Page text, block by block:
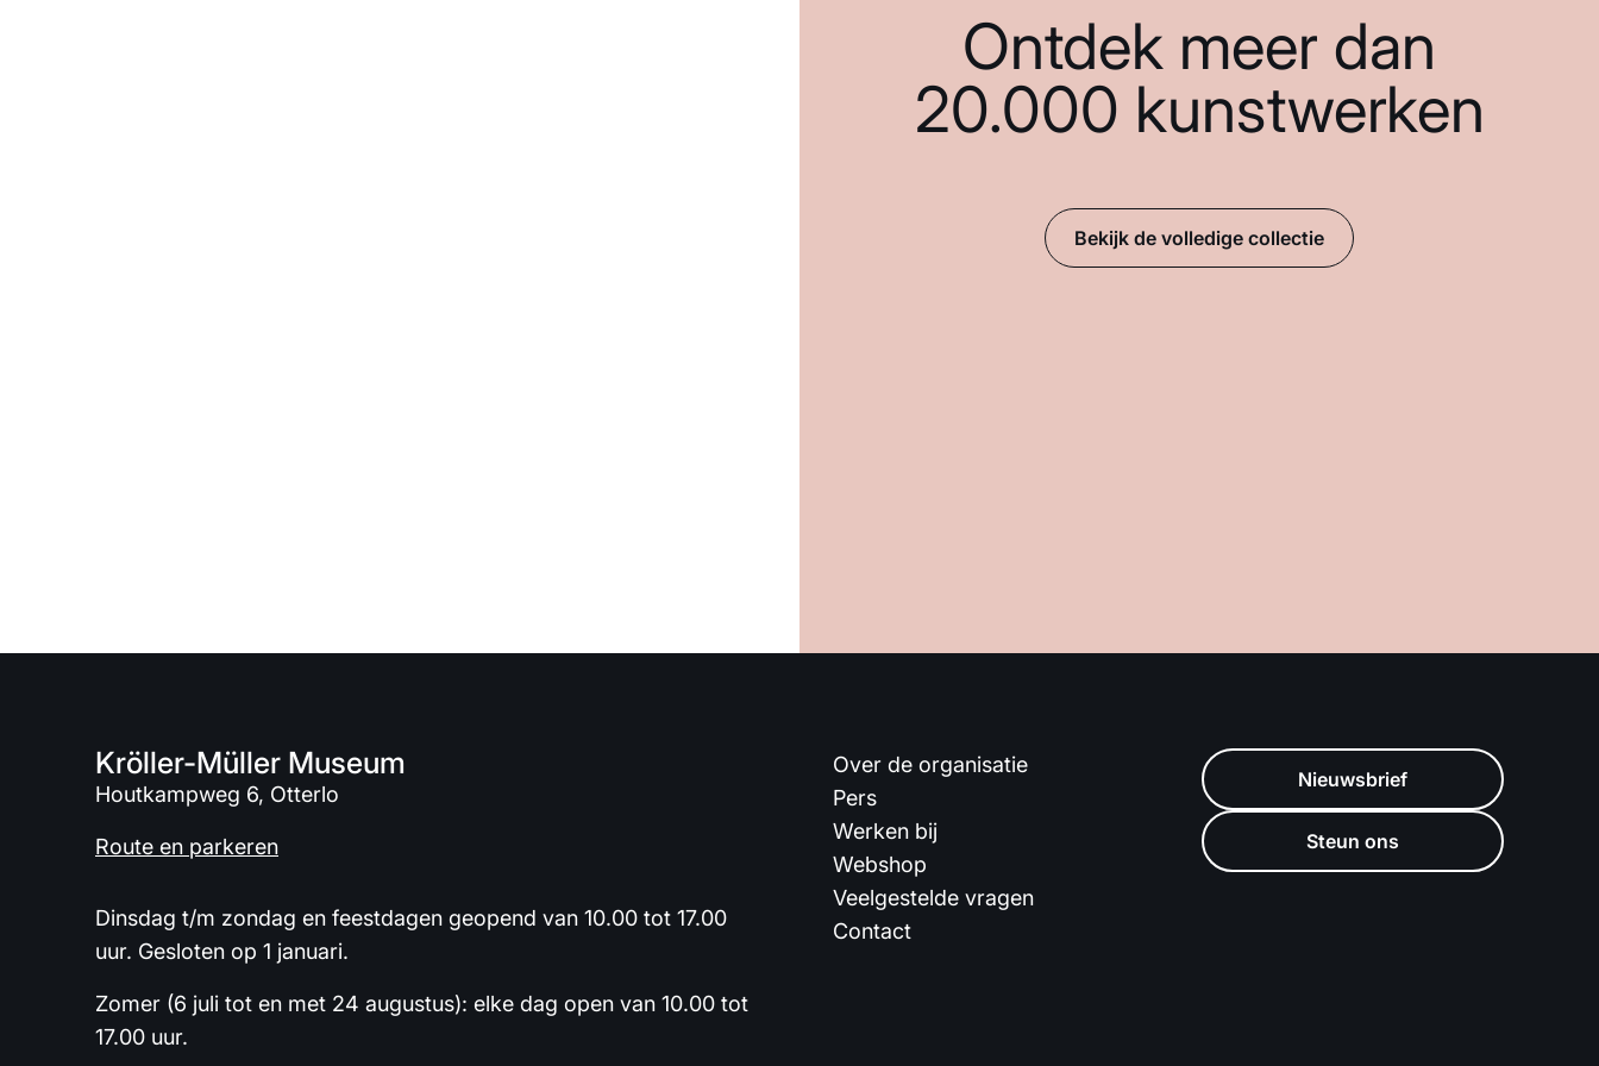
Ontdek meer dan
20.000 kunstwerken
Bekijk de volledige collectie
Kröller-Müller Museum
Houtkampweg 6, Otterlo
Route en parkeren
Dinsdag t/m zondag en feestdagen geopend van 10.00 tot 17.00
uur. Gesloten op 1 januari.
Zomer (6 juli tot en met 24 augustus): elke dag open van 10.00 tot
17.00 uur.
Over de organisatie
Pers
Werken bij
Webshop
Veelgestelde vragen
Contact
Nieuwsbrief
Steun ons